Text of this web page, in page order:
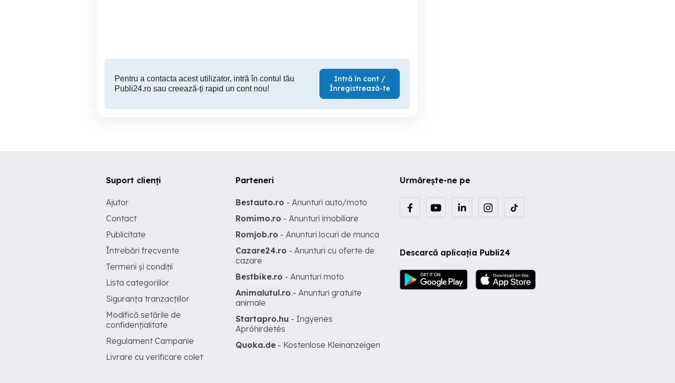
Pentru a contacta acest utilizator, intră în contul tău
Publi24.ro sau creează-ți rapid un cont nou!
Intră în cont /
Înregistrează-te
Urmărește-ne pe
Descarcă aplicația Publi24
Suport clienți
Ajutor
Contact
Publicitate
Întrebări frecvente
Termeni și condiții
Lista categoriilor
Siguranța tranzacțiilor
Modifică setările de
confidențialitate
Regulament Campanie
Livrare cu verificare colet
Parteneri
Bestauto.ro - Anunturi auto/moto
Romimo.ro - Anunturi imobiliare
Romjob.ro - Anunturi locuri de munca
Cazare24.ro - Anunturi cu oferte de
cazare
Bestbike.ro - Anunturi moto
Animalutul.ro - Anunturi gratuite
animale
Startapro.hu - Ingyenes
Apróhirdetés
Quoka.de - Kostenlose Kleinanzeigen